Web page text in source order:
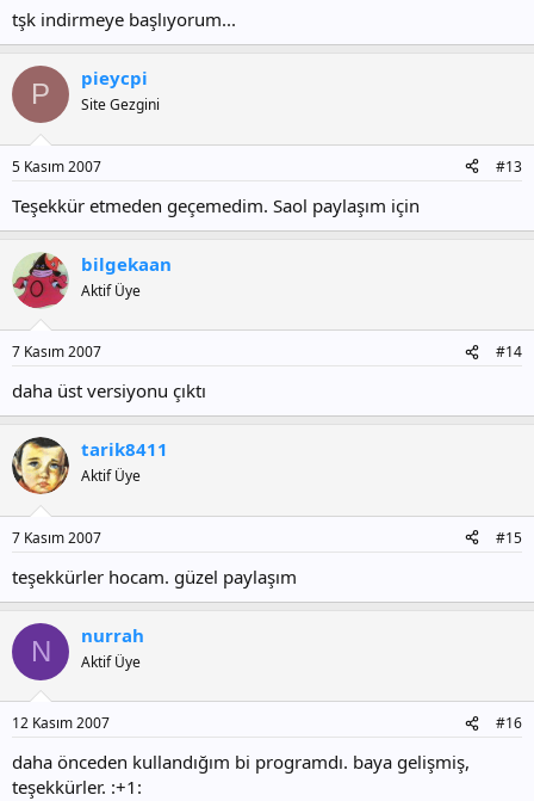
tşk indirmeye başlıyorum...
P pieycpi
Site Gezgini
5 Kasım 2007 #13
Teşekkür etmeden geçemedim. Saol paylaşım için
bilgekaan
Aktif Üye
7 Kasım 2007 #14
daha üst versiyonu çıktı
tarik8411
Aktif Üye
7 Kasım 2007 #15
teşekkürler hocam. güzel paylaşım
N nurrah
Aktif Üye
12 Kasım 2007 #16
daha önceden kullandığım bi programdı. baya gelişmiş,
teşekkürler. :+1: